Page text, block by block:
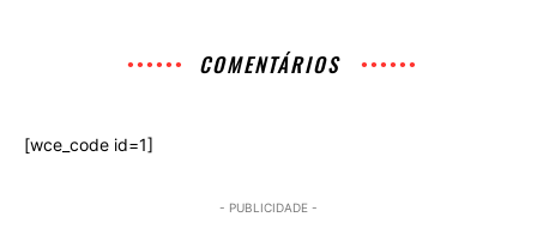
COMENTÁRIOS
[wce_code id=1]
- PUBLICIDADE -